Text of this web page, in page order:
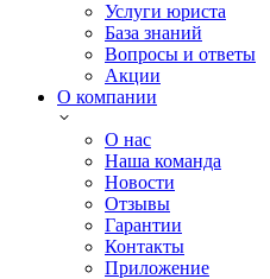
Услуги юриста
База знаний
Вопросы и ответы
Акции
О компании
О нас
Наша команда
Новости
Отзывы
Гарантии
Контакты
Приложение